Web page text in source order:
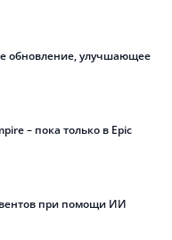
обновление, улучшающее
– пока только в Epic
при помощи ИИ